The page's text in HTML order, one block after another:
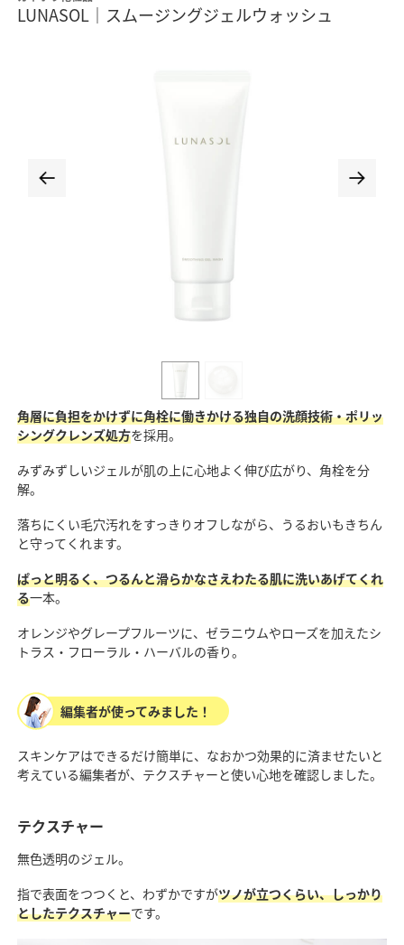
LUNASOL｜スムージングジェルウォッシュ
角層に負担をかけずに角栓に働きかける独自の洗顔技術・ポリッ
シングクレンズ処方を採用。
みずみずしいジェルが肌の上に心地よく伸び広がり、角栓を分
解。
落ちにくい毛穴汚れをすっきりオフしながら、うるおいもきちん
と守ってくれます。
ぱっと明るく、つるんと滑らかなさえわたる肌に洗いあげてくれ
る一本。
オレンジやグレープフルーツに、ゼラニウムやローズを加えたシ
トラス・フローラル・ハーバルの香り。
編集者が使ってみました！
スキンケアはできるだけ簡単に、なおかつ効果的に済ませたいと
考えている編集者が、テクスチャーと使い心地を確認しました。
テクスチャー
無色透明のジェル。
指で表面をつつくと、わずかですがツノが立つくらい、しっかり
としたテクスチャーです。